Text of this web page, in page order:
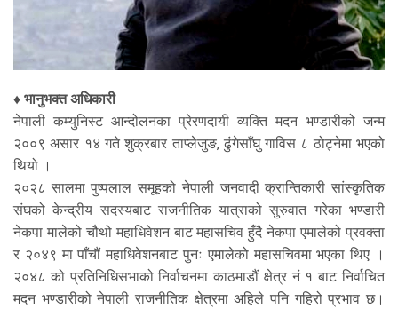
♦ भानुभक्त अधिकारी
नेपाली कम्युनिस्ट आन्दोलनका प्रेरणदायी व्यक्ति मदन भण्डारीको जन्म
२००९ असार १४ गते शुक्रबार ताप्लेजुङ, ढुंगेसाँघु गाविस ८ ठोट्नेमा भएको
थियो ।
२०२८ सालमा पुष्पलाल समूहको नेपाली जनवादी क्रान्तिकारी सांस्कृतिक
संघको केन्द्रीय सदस्यबाट राजनीतिक यात्राको सुरुवात गरेका भण्डारी
नेकपा मालेको चौथो महाधिवेशन बाट महासचिव हुँदै नेकपा एमालेको प्रवक्ता
र २०४९ मा पाँचौं महाधिवेशनबाट पुनः एमालेको महासचिवमा भएका थिए ।
२०४८ को प्रतिनिधिसभाको निर्वाचनमा काठमाडौं क्षेत्र नं १ बाट निर्वाचित
मदन भण्डारीको नेपाली राजनीतिक क्षेत्रमा अहिले पनि गहिरो प्रभाव छ।